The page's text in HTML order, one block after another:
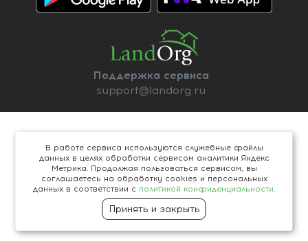
Поддержка сервиса
support@landorg.ru
В работе сервиса используются служебные файлы
данных в целях обработки сервисом аналитики Яндекс
Метрика. Продолжая пользоваться сервисом, вы
соглашаетесь на обработку cookies и персональных
данных в соответствии с политикой конфиденциальности.
Принять и закрыть